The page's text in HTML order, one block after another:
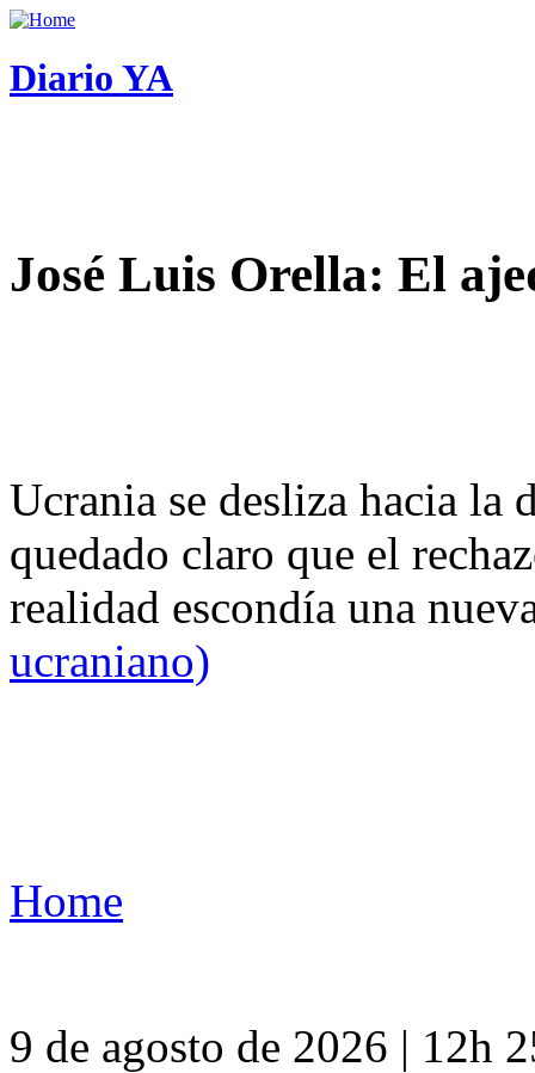
Diario YA
José Luis Orella: El
Ucrania se desliza hacia
quedado claro que el
realidad escondía una
ucraniano)
Home
9 de agosto de 2026 | 12h